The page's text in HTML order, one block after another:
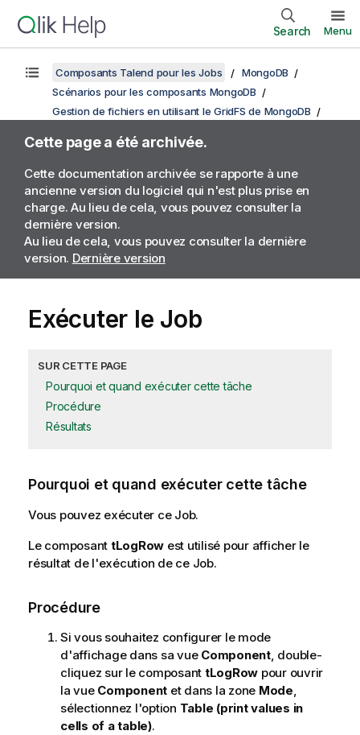
Search Menu
Composants Talend pour les Jobs
MongoDB
Scénarios pour les composants MongoDB
Gestion de fichiers en utilisant le GridFS de MongoDB
Cette page a été archivée.
Cette documentation archivée se rapporte à une
ancienne version du logiciel qui n'est plus prise en
charge. Au lieu de cela, vous pouvez consulter la
dernière version.
Au lieu de cela, vous pouvez consulter la dernière
version. Dernière version
Exécuter le Job
SUR CETTE PAGE
Pourquoi et quand exécuter cette tâche
Procédure
Résultats
Pourquoi et quand exécuter cette tâche
Vous pouvez exécuter ce Job.
Le composant tLogRow est utilisé pour afficher le
résultat de l'exécution de ce Job.
Procédure
Si vous souhaitez configurer le mode
d'affichage dans sa vue Component, double-
cliquez sur le composant tLogRow pour ouvrir
la vue Component et dans la zone Mode,
sélectionnez l'option Table (print values in
cells of a table).